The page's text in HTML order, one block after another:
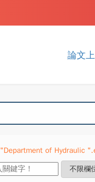
論文
"Department of Hydraulic